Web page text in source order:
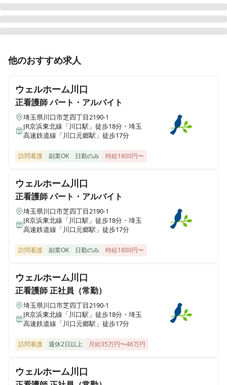
東京都板橋区上板橋2-3-5 メゾンみや1階
訪問看護ステーションルピナス草加
埼玉県草加市八幡町1035-1 グランドハイム秋元306号
訪問看護ステーションルピナス毛呂山
埼玉県毛呂山町若山1-25-4
他のおすすめ求人
ウェルホーム川口
正看護師パート・アルバイト
埼玉県川口市芝四丁目2190-1
JR京浜東北線「川口駅」徒歩18分・埼玉
高速鉄道線「川口元郷駅」徒歩17分
訪問看護 副業OK 日勤のみ 時給1800円〜
ウェルホーム川口
正看護師パート・アルバイト
埼玉県川口市芝四丁目2190-1
JR京浜東北線「川口駅」徒歩18分・埼玉
高速鉄道線「川口元郷駅」徒歩17分
訪問看護 副業OK 日勤のみ 時給1800円〜
ウェルホーム川口
正看護師正社員（常勤）
埼玉県川口市芝四丁目2190-1
JR京浜東北線「川口駅」徒歩18分・埼玉
高速鉄道線「川口元郷駅」徒歩17分
訪問看護 週休2日以上 月給35万円〜46万円
ウェルホーム川口